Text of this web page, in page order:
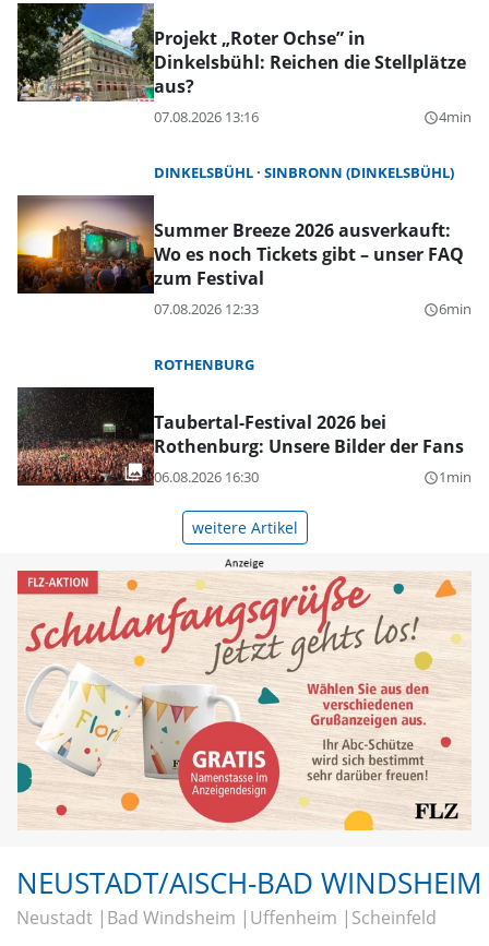
Projekt „Roter Ochse” in
Dinkelsbühl: Reichen die Stellplätze
aus?
07.08.2026 13:16 query_builder4min
DINKELSBÜHL SINBRONN (DINKELSBÜHL)
Summer Breeze 2026 ausverkauft:
Wo es noch Tickets gibt – unser FAQ
zum Festival
07.08.2026 12:33 query_builder6min
ROTHENBURG
Taubertal-Festival 2026 bei
Rothenburg: Unsere Bilder der Fans
06.08.2026 16:30 query_builder1min
weitere Artikel
NEUSTADT/AISCH-BAD WINDSHEIM
Neustadt Bad Windsheim Uffenheim Scheinfeld